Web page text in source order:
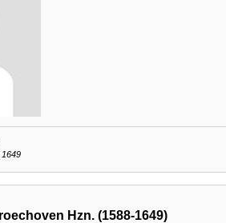
Hzn. (1588-1649)